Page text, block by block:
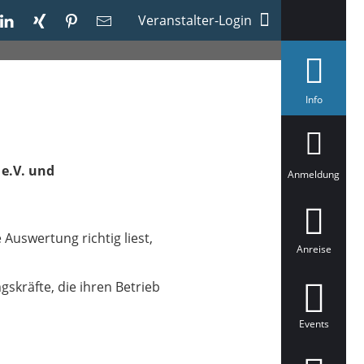
Veranstalter-Login
Infoa
ä
t
Anmeldung
Anreise
Events
e.V. und
richtig liest,
die ihren Betrieb